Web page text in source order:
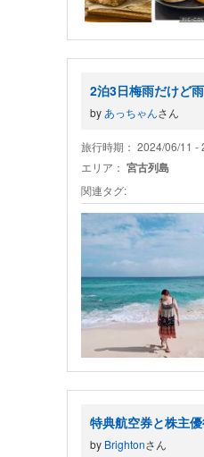
2泊3日梅雨だけど
by あっちゃんさん
旅行時期： 2024/06/11 -
エリア： 宮古列島
関連タグ:
特典航空券と株主
by Brightonさん